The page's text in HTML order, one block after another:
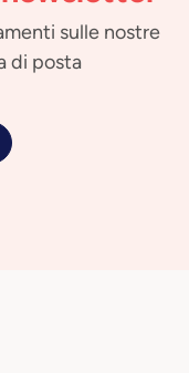
sulle nostre
di posta